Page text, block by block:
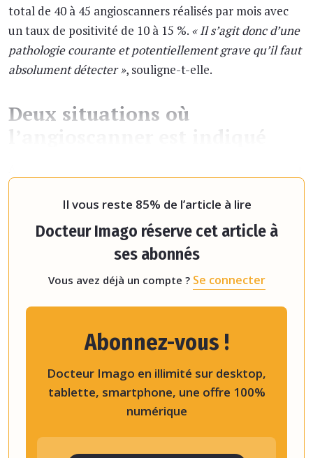
total de 40 à 45 angioscanners réalisés par mois avec
un taux de positivité de 10 à 15 %. « Il s’agit donc d’une
pathologie courante et potentiellement grave qu’il faut
absolument détecter », souligne-t-elle.
Deux situations où
l’angioscanner est indiqué
Il vous reste 85% de l’article à lire
Docteur Imago réserve cet article à
ses abonnés
Vous avez déjà un compte ? Se connecter
Abonnez-vous !
Docteur Imago en illimité sur desktop,
tablette, smartphone, une offre 100%
numérique